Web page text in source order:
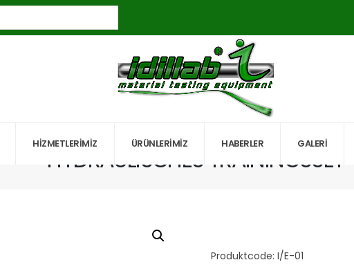
HİZMETLERİMİZ ÜRÜNLERİMİZ HABERLER GALERİ
HYDRAULISCHES TRAININGSSET
HYDRAULISCHES TRAININGSSET
Produktcode: I/E-01